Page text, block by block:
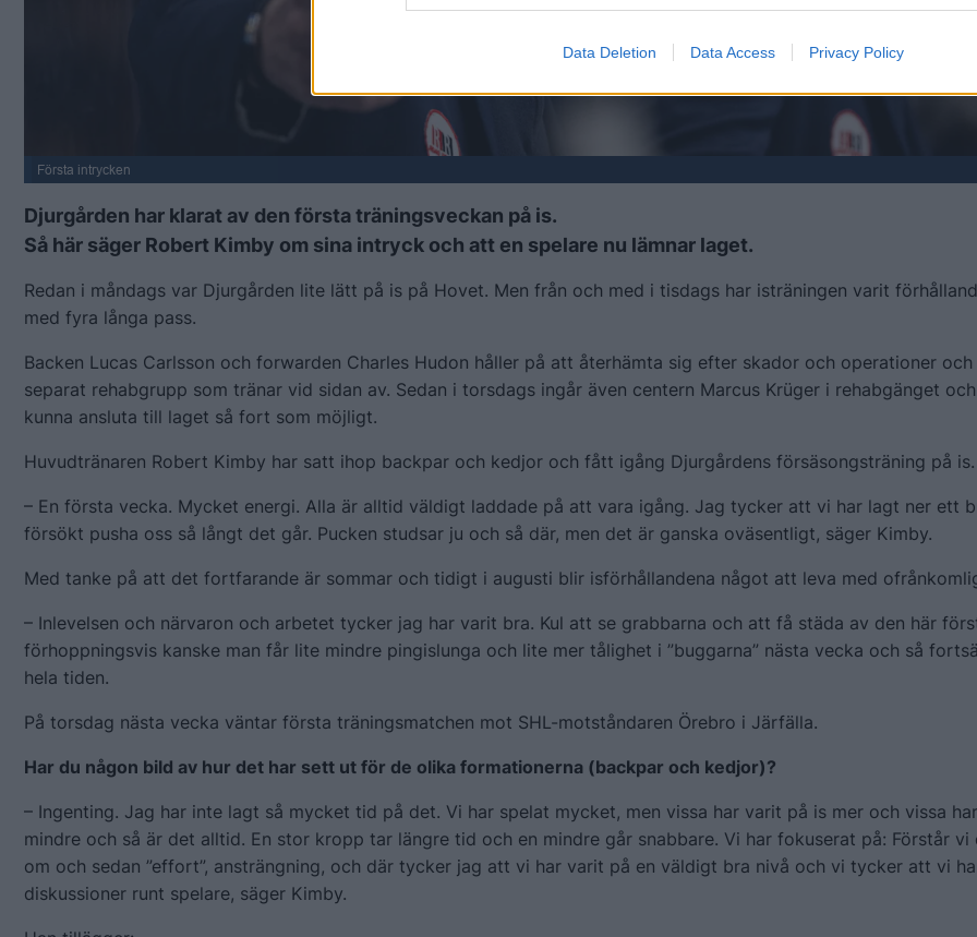
Data Deletion Data Access Privacy Policy
Första intrycken
Djurgården har klarat av den första träningsveckan på is.
Så här säger Robert Kimby om sina intryck och att en spelare nu lämnar laget.
Redan i måndags var Djurgården lite lätt på is på Hovet. Men från och med i tisdags har isträningen varit
med fyra långa pass.
Backen Lucas Carlsson och forwarden Charles Hudon håller på att återhämta sig efter skador och operationer och
separat rehabgrupp som tränar vid sidan av. Sedan i torsdags ingår även centern Marcus Krüger i rehabgänget
kunna ansluta till laget så fort som möjligt.
Huvudtränaren Robert Kimby har satt ihop backpar och kedjor och fått igång Djurgårdens försäsongsträning på is.
– En första vecka. Mycket energi. Alla är alltid väldigt laddade på att vara igång. Jag tycker att vi har lagt ner ett
försökt pusha oss så långt det går. Pucken studsar ju och så där, men det är ganska oväsentligt, säger Kimby.
Med tanke på att det fortfarande är sommar och tidigt i augusti blir isförhållandena något att leva med
– Inlevelsen och närvaron och arbetet tycker jag har varit bra. Kul att se grabbarna och att få städa av den här
förhoppningsvis kanske man får lite mindre pingislunga och lite mer tålighet i ”buggarna” nästa vecka och så
hela tiden.
På torsdag nästa vecka väntar första träningsmatchen mot SHL-motståndaren Örebro i Järfälla.
Har du någon bild av hur det har sett ut för de olika formationerna (backpar och kedjor)?
– Ingenting. Jag har inte lagt så mycket tid på det. Vi har spelat mycket, men vissa har varit på is mer och vissa
mindre och så är det alltid. En stor kropp tar längre tid och en mindre går snabbare. Vi har fokuserat på: Förstår
om och sedan ”effort”, ansträngning, och där tycker jag att vi har varit på en väldigt bra nivå och vi tycker att vi
diskussioner runt spelare, säger Kimby.